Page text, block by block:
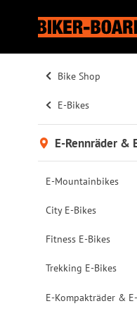
Bike Shop
E-Bikes
E-Rennräder &
E-Mountainbikes
City E-Bikes
Fitness E-Bikes
Trekking E-Bikes
E-Kompakträder &